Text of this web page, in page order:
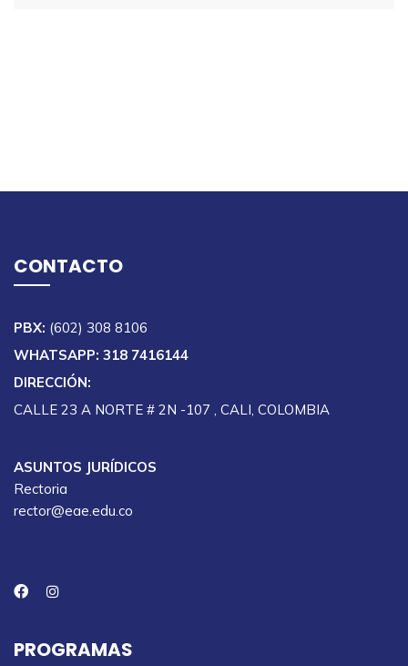
CONTACTO
PBX: (602) 308 8106
WHATSAPP: 318 7416144
DIRECCIÓN:
CALLE 23 A NORTE # 2N -107 , CALI, COLOMBIA
ASUNTOS JURÍDICOS
Rectoria
rector@eae.edu.co
PROGRAMAS